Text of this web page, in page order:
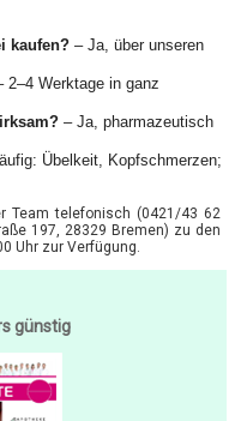
kaufen?– Ja, über unseren
2–4 Werktage in ganz
– Ja, pharmazeutisch
Übelkeit, Kopfschmerzen;
Team telefonisch (0421/43 62
197, 28329 Bremen) zu den
Uhr zur Verfügung.
günstig